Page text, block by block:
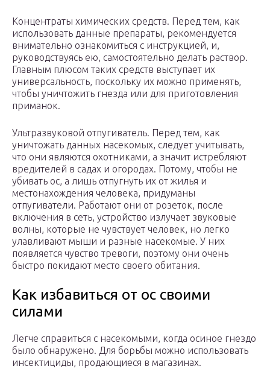
Концентраты химических средств. Перед тем, как
использовать данные препараты, рекомендуется
внимательно ознакомиться с инструкцией, и,
руководствуясь ею, самостоятельно делать раствор.
Главным плюсом таких средств выступает их
универсальность, поскольку их можно применять,
чтобы уничтожить гнезда или для приготовления
приманок.
Ультразвуковой отпугиватель. Перед тем, как
уничтожать данных насекомых, следует учитывать,
что они являются охотниками, а значит истребляют
вредителей в садах и огородах. Потому, чтобы не
убивать ос, а лишь отпугнуть их от жилья и
местонахождения человека, придуманы
отпугиватели. Работают они от розеток, после
включения в сеть, устройство излучает звуковые
волны, которые не чувствует человек, но легко
улавливают мыши и разные насекомые. У них
появляется чувство тревоги, поэтому они очень
быстро покидают место своего обитания.
Как избавиться от ос своими
силами
Легче справиться с насекомыми, когда осиное гнездо
было обнаружено. Для борьбы можно использовать
инсектициды, продающиеся в магазинах.